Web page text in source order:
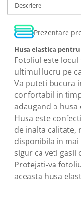
Descriere
Prezentare
Husa elastica
Fotoliul este
ultimul lucru pe
Va puteti bucura
confortabil in
adaugand o husa
Husa este
de inalta calitate,
disponibila in
sigur ca veti gasii
Protejati-va
aceasta husa